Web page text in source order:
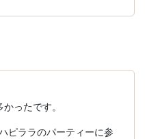
ったです。
ピララのパーティーに参